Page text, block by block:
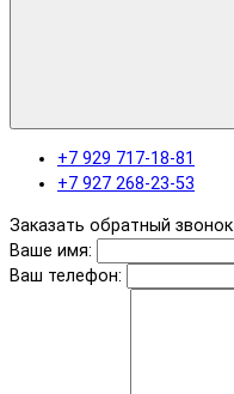
+7 929 717-18-81
+7 927 268-23-53
Заказать обратный звонок
Ваше имя:
Ваш телефон: